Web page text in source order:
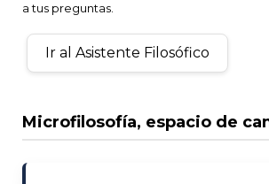
a tus preguntas.
Ir al Asistente Filosófico
Microfilosofía, espacio de